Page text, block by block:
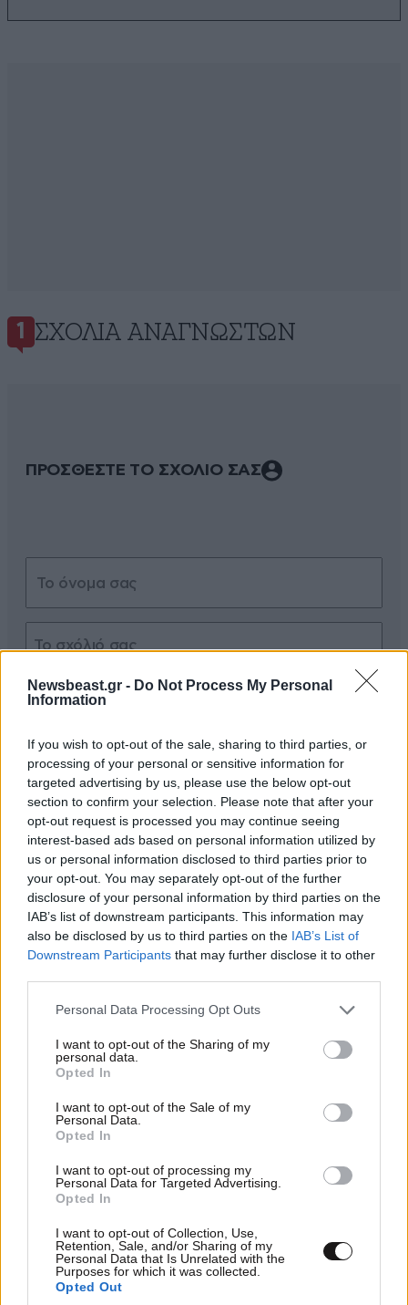
Newsbeast.gr - Do Not Process My Personal
Information
If you wish to opt-out of the sale, sharing to third parties, or
processing of your personal or sensitive information for
targeted advertising by us, please use the below opt-out
section to confirm your selection. Please note that after your
opt-out request is processed you may continue seeing
interest-based ads based on personal information utilized by
us or personal information disclosed to third parties prior to
your opt-out. You may separately opt-out of the further
disclosure of your personal information by third parties on the
IAB’s list of downstream participants. This information may
also be disclosed by us to third parties on the IAB’s List of
Downstream Participants that may further disclose it to other
Please note that this website/app uses one or more Google
not limited to your visit or usage behaviour. You may click to
grant or deny consent to Google and its third-party tags to
use your data for below specified purposes in below Google
consent section.
Personal Data Processing Opt Outs
I want to opt-out of the Sharing of my
personal data.
Opted In
I want to opt-out of the Sale of my
Personal Data.
Opted In
I want to opt-out of processing my
Personal Data for Targeted Advertising.
Opted In
I want to opt-out of Collection, Use,
Retention, Sale, and/or Sharing of my
Personal Data that Is Unrelated with the
Purposes for which it was collected.
Opted Out
1 ΣΧΌΛΙΑ ΑΝΑΓΝΩΣΤΏΝ
ΠΡΟΣΘΕΣΤΕ ΤΟ ΣΧΟΛΙΟ ΣΑΣ
Xαρακτήρες: 0/1000
ΠΡΟΣΘΗΚΗ
ΚΛΕΩΝ 15·12·2021 11:03
ΜyFata....εαν ειχε οντως στοχο τη φοροδιαφυγη....δεν
θα ηθελε ντε και καλα ενα συγκεκριμενο
προγραμμα...μιας συγκεκριμενης εταιρειας για να
δουλευει σωστα! Αν θελαν να παταξουν τη
μετα δεν θα συμφερε κανεναν να φοροδιαφευγει!
εχουμε τους πιο πλουσιους εφοριακους...αυτοι κατι
θα ξερουν!
Απαντήστε